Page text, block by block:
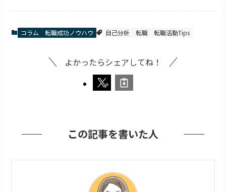
コラム 転職成功ノウハウ 自己分析 転職 転職活動Tips
よかったらシェアしてね！
この記事を書いた人